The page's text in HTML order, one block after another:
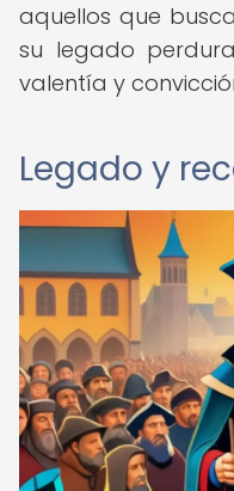
aquellos que
su legado
valentía y
Legado y